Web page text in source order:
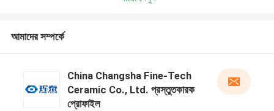
আমাদের সম্পর্কে
China Changsha Fine-Tech
Ceramic Co., Ltd. প্রস্তুতকারক
প্রোফাইল